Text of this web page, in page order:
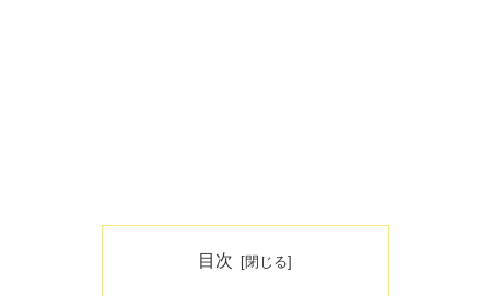
目次